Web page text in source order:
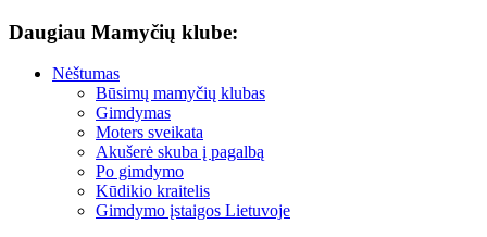
Daugiau Mamyčių klube:
Nėštumas
Būsimų mamyčių klubas
Gimdymas
Moters sveikata
Akušerė skuba į pagalbą
Po gimdymo
Kūdikio kraitelis
Gimdymo įstaigos Lietuvoje